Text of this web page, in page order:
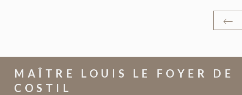
MAÎTRE LOUIS LE FOYER DE
COSTIL